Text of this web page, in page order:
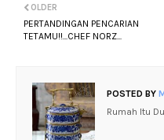
OLDER
PERTANDINGAN PENCARIAN
TETAMU!!...CHEF NORZ...
POSTED BY
Rumah Itu